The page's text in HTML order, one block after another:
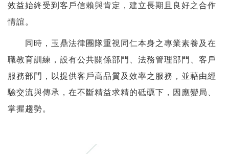
效益始終受到客戶信賴與肯定，建立長期且良好之合作
情誼。
同時，玉鼎法律團隊重視同仁本身之專業素養及在
職教育訓練，設有公共關係部門、法務管理部門、客戶
服務部門，以提供客戶高品質及效率之服務，並藉由經
驗交流與傳承，在不斷精益求精的砥礪下，因應變局、
掌握趨勢。